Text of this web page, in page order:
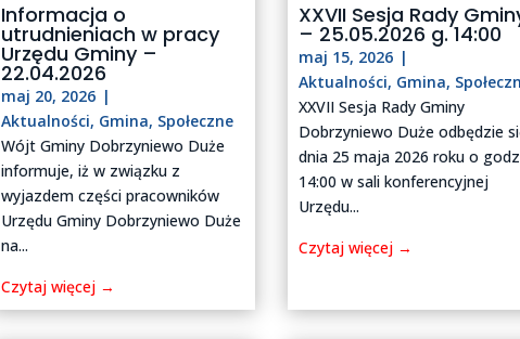
Informacja o
utrudnieniach w pracy
Urzędu Gminy –
22.04.2026
maj 20, 2026 |
Aktualności, Gmina, Społeczne
Wójt Gminy Dobrzyniewo Duże
informuje, iż w związku z
wyjazdem części pracowników
Urzędu Gminy Dobrzyniewo Duże
na...
Czytaj więcej →
XXVII Sesja Rady
– 25.05.2026 g. 14:00
maj 15, 2026 |
Aktualności, Gmina,
XXVII Sesja Rady Gminy
Dobrzyniewo Duże odbędzie
dnia 25 maja 2026 roku o
14:00 w sali konferencyjnej
Urzędu...
Czytaj więcej →